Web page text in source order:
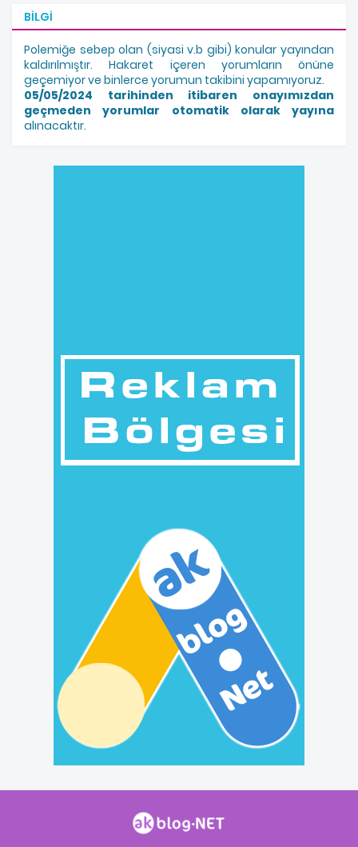
BILGI
Polemiğe sebep olan (siyasi v.b gibi) konular yayından
kaldırılmıştır. Hakaret içeren yorumların önüne
geçemiyor ve binlerce yorumun takibini yapamıyoruz.
05/05/2024 tarihinden itibaren onayımızdan
geçmeden yorumlar otomatik olarak yayına
alınacaktır.